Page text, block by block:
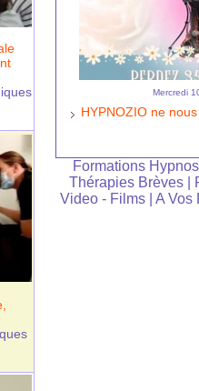
Mercredi
HYPNOZIO ne
Formations
Thérapies Brèves
Video - Films
A Vos